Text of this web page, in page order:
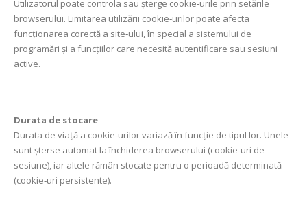
Utilizatorul poate controla sau șterge cookie‑urile prin setările
browserului. Limitarea utilizării cookie‑urilor poate afecta
funcționarea corectă a site‑ului, în special a sistemului de
programări și a funcțiilor care necesită autentificare sau sesiuni
active.
Durata de stocare
Durata de viață a cookie‑urilor variază în funcție de tipul lor. Unele
sunt șterse automat la închiderea browserului (cookie‑uri de
sesiune), iar altele rămân stocate pentru o perioadă determinată
(cookie‑uri persistente).